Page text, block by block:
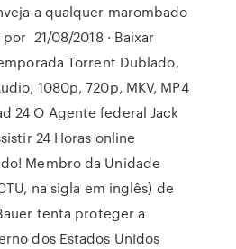
a qualquer marombado
21/08/2018 · Baixar
Torrent Dublado,
1080p, 720p, MKV, MP4
24 O Agente federal Jack
24 Horas online
Membro da Unidade
na sigla em inglês) de
tenta proteger a
dos Estados Unidos